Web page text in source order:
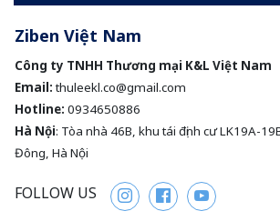
Ziben Việt Nam
Công ty TNHH Thương mại K&L Việt Nam
Email:thuleekl.co@gmail.com
Hotline: 0934650886
Hà Nội: Tòa nhà 46B, khu tái định cư LK19A-
Đông, Hà Nội
FOLLOW US InstagramFacebook